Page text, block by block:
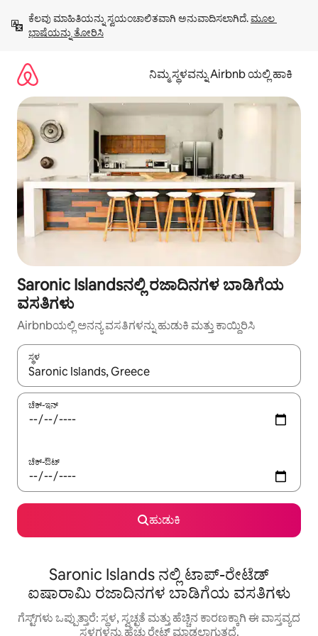
ಹೋಗಿ
ಕೆಲವು ಮಾಹಿತಿಯನ್ನು ಸ್ವಯಂಚಾಲಿತವಾಗಿ ಅನುವಾದಿಸಲಾಗಿದೆ. ಮೂಲ
ಭಾಷೆಯನ್ನು ತೋರಿಸಿ
ನಿಮ್ಮ ಸ್ಥಳವನ್ನು Airbnb ಯಲ್ಲಿ ಹಾಕಿ
Saronic Islandsನಲ್ಲಿ ರಜಾದಿನಗಳ ಬಾಡಿಗೆಯ
ವಸತಿಗಳು
Airbnbಯಲ್ಲಿ ಅನನ್ಯ ವಸತಿಗಳನ್ನು ಹುಡುಕಿ ಮತ್ತು ಕಾಯ್ದಿರಿಸಿ
ಸ್ಥಳ
ಫಲಿತಾಂಶಗಳು ಲಭ್ಯವಿರುವಾಗ, ಅಪ್ ಮತ್ತು ಡೌನ್ ಬಾಣದ ಕೀಲಿಗಳೊಂದಿಗೆ
ಚೆಕ್-ಇನ್
ಚೆಕ್-ಔಟ್
ಹುಡುಕಿ
Saronic Islands ನಲ್ಲಿ ಟಾಪ್-ರೇಟೆಡ್
ಐಷಾರಾಮಿ ರಜಾದಿನಗಳ ಬಾಡಿಗೆಯ ವಸತಿಗಳು
ಗೆಸ್ಟ್‌ಗಳು ಒಪ್ಪುತ್ತಾರೆ: ಸ್ಥಳ, ಸ್ವಚ್ಛತೆ ಮತ್ತು ಹೆಚ್ಚಿನ ಕಾರಣಕ್ಕಾಗಿ ಈ ವಾಸ್ತವ್ಯದ
ಸ್ಥಳಗಳನ್ನು ಹೆಚ್ಚು ರೇಟ್ ಮಾಡಲಾಗುತ್ತದೆ.